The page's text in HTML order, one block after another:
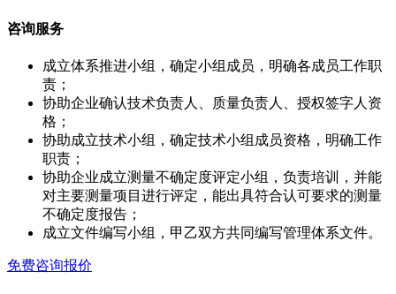
咨询服务
成立体系推进小组，确定小组成员，明确各成员工作职
责；
协助企业确认技术负责人、质量负责人、授权签字人资
格；
协助成立技术小组，确定技术小组成员资格，明确工作
职责；
协助企业成立测量不确定度评定小组，负责培训，并能
对主要测量项目进行评定，能出具符合认可要求的测量
不确定度报告；
成立文件编写小组，甲乙双方共同编写管理体系文件。
免费咨询报价